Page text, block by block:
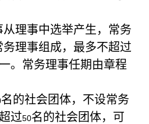
从理事中选举产生，常务
务理事组成，最多不超过
。常务理事任期由章程
名的社会团体，不设常务
过50名的社会团体，可